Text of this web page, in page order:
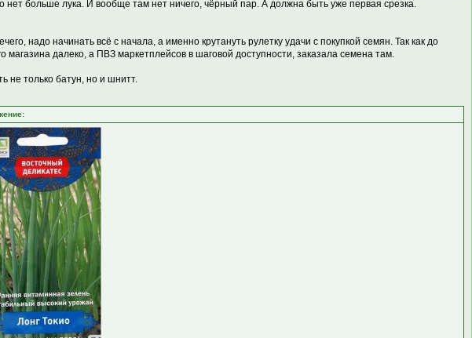
нет больше лука. И вообще там нет ничего, чёрный пар. А должна быть уже первая срезка.
надо начинать всё с начала, а именно крутануть рулетку удачи с покупкой семян. Так как до
магазина далеко, а ПВЗ маркетплейсов в шаговой доступности, заказала семена там.
не только батун, но и шнитт.